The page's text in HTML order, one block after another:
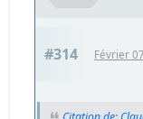
#314 Février